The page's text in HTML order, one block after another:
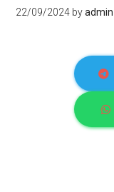
22/09/2024 byadmin